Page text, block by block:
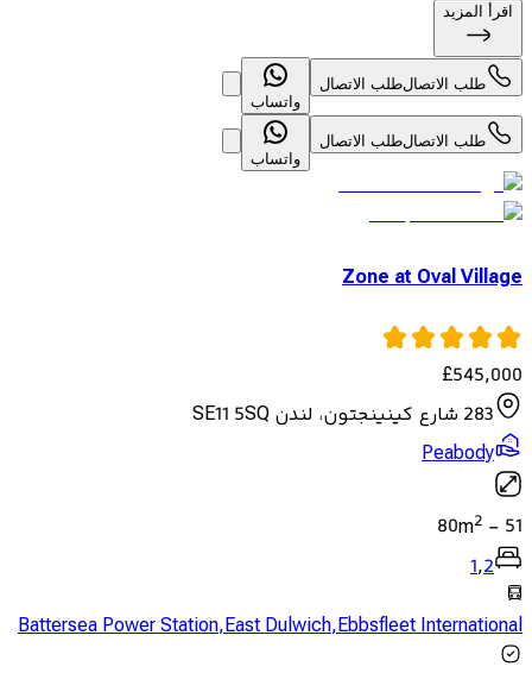
اقرأ المزيد
طلب الاتصالطلب الاتصال
واتساب
طلب الاتصالطلب الاتصال
واتساب
Zone at Oval Village
£545,000
283 شارع كينينجتون، لندن SE11 5SQ
Peabody
51
-
80m2
1,2
Battersea Power Station,East Dulwich,Ebbsfleet International